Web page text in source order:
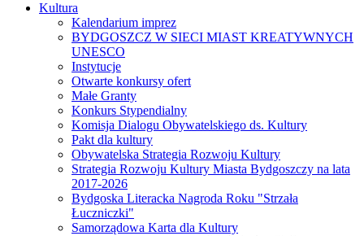
Kultura
Kalendarium imprez
BYDGOSZCZ W SIECI MIAST KREATYWNYCH
UNESCO
Instytucje
Otwarte konkursy ofert
Małe Granty
Konkurs Stypendialny
Komisja Dialogu Obywatelskiego ds. Kultury
Pakt dla kultury
Obywatelska Strategia Rozwoju Kultury
Strategia Rozwoju Kultury Miasta Bydgoszczy na lata
2017-2026
Bydgoska Literacka Nagroda Roku "Strzała
Łuczniczki"
Samorządowa Karta dla Kultury